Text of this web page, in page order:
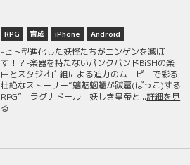
RPG 育成 iPhone Android
-ヒト型進化した妖怪たちがニンゲンを滅ぼ
す！？-楽器を持たないパンクバンドBiSHの楽
曲とスタジオ白組による迫力のムービーで彩る
壮絶なストーリー“魑魅魍魎が跋扈(ばっこ)する
RPG”「ラグナドール 妖しき皇帝と...詳細を見
る